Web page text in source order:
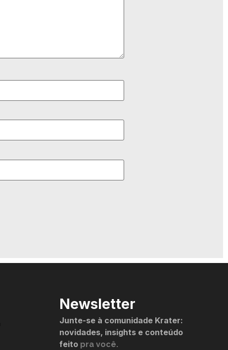
Newsletter
Junte-se à comunidade Krater:
novidades, insights e conteúdo
feito pra você.